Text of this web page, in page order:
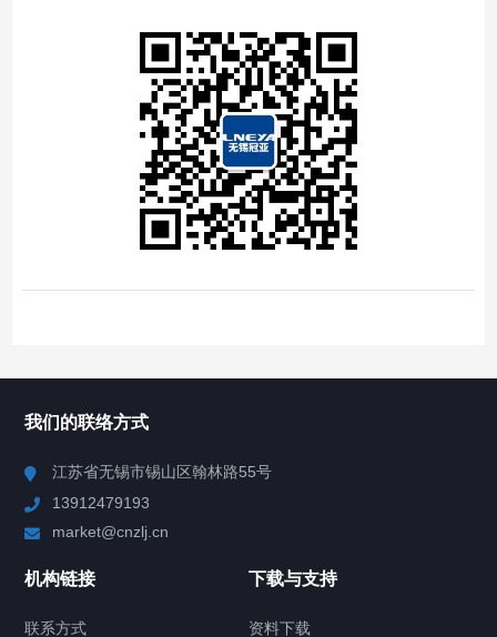
我们的联络方式
江苏省无锡市锡山区翰林路55号
13912479193
market@cnzlj.cn
机构链接
联系方式
下载与支持
资料下载